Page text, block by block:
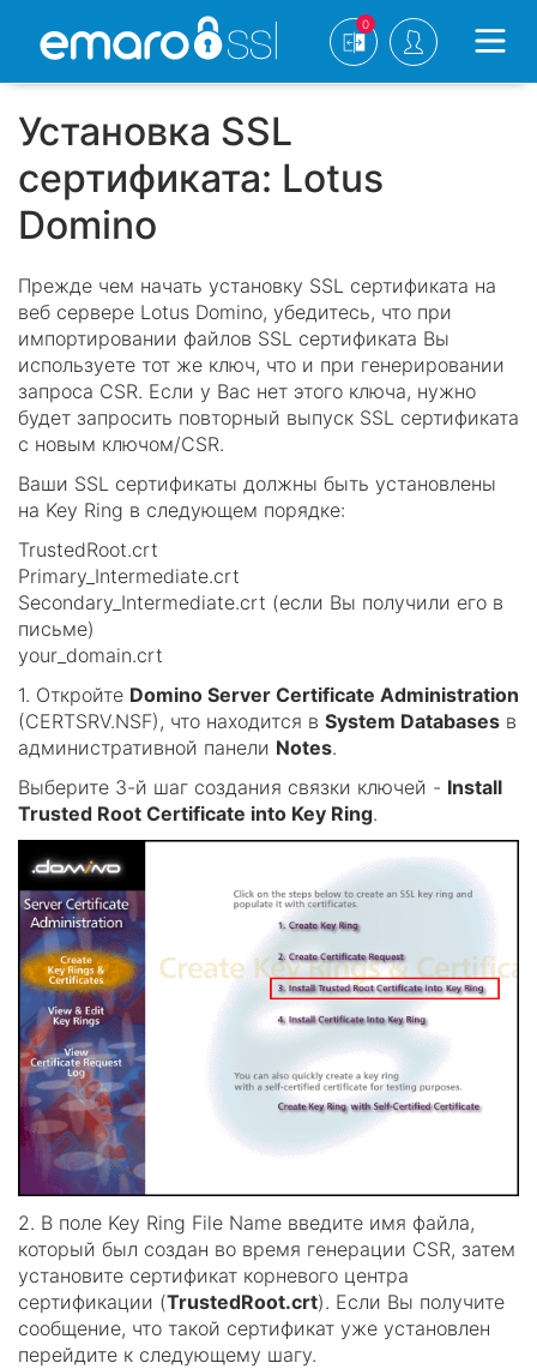
0
Установка SSL
сертификата: Lotus
Domino
Прежде чем начать установку SSL сертификата на
веб сервере Lotus Domino, убедитесь, что при
импортировании файлов SSL сертификата Вы
используете тот же ключ, что и при генерировании
запроса CSR. Если у Вас нет этого ключа, нужно
будет запросить повторный выпуск SSL сертификата
с новым ключом/CSR.
Ваши SSL сертификаты должны быть установлены
на Key Ring в следующем порядке:
TrustedRoot.crt
Primary_Intermediate.crt
Secondary_Intermediate.crt (если Вы получили его в
письме)
your_domain.crt
1. Откройте Domino Server Certificate Administration
(CERTSRV.NSF), что находится в System Databases в
административной панели Notes.
Выберите 3-й шаг создания связки ключей - Install
Trusted Root Certificate into Key Ring.
2. В поле Key Ring File Name введите имя файла,
который был создан во время генерации CSR, затем
установите сертификат корневого центра
сертификации (TrustedRoot.crt). Если Вы получите
сообщение, что такой сертификат уже установлен
перейдите к следующему шагу.